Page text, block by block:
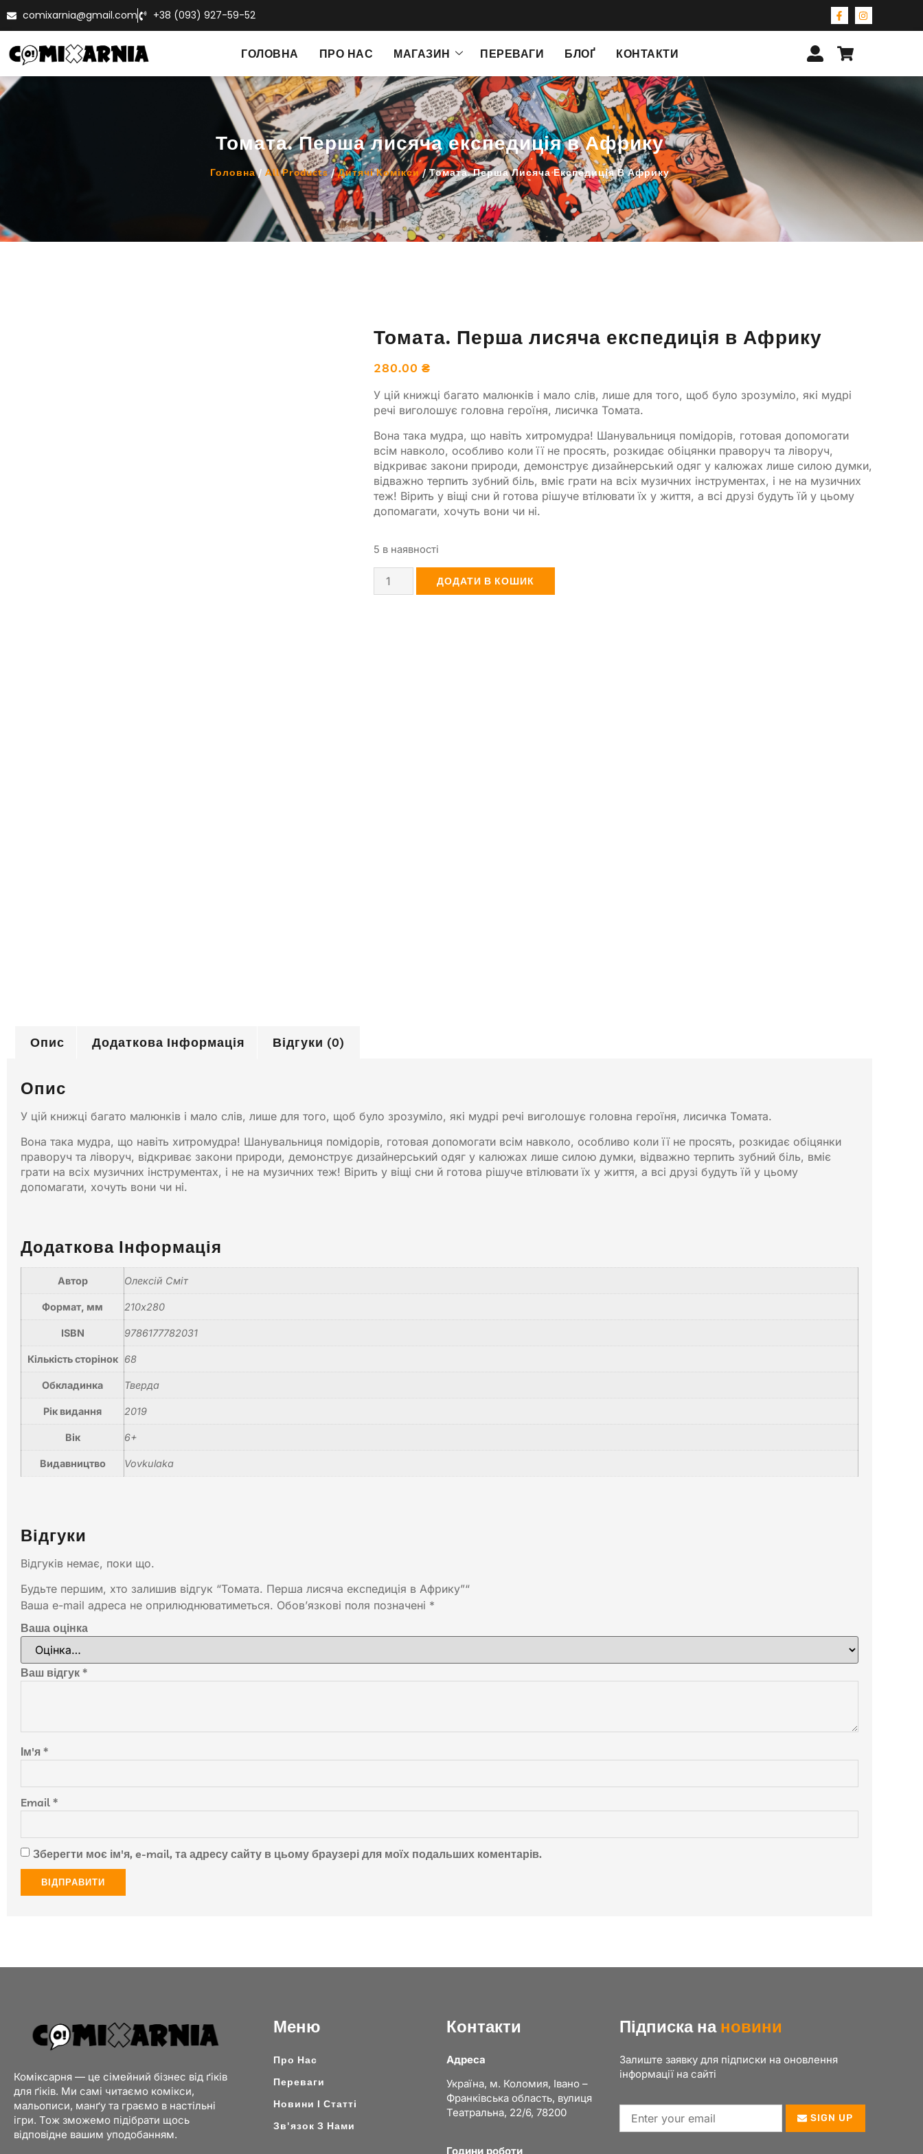
comixarnia@gmail.com +38 (093) 927-59-52
ГОЛОВНА ПРО НАС МАГАЗИН ПЕРЕВАГИ БЛОҐ КОНТАКТИ
Томата. Перша лисяча експедиція в Африку
Головна/ All Products/Дитячі Комікси/ Томата. Перша Лисяча Експедиція В Африку
Томата. Перша лисяча експедиція в Африку
280.00₴
У цій книжці багато малюнків і мало слів, лише для того, щоб було зрозуміло, які мудрі
речі виголошує головна героїня, лисичка Томата.
Вона така мудра, що навіть хитромудра! Шанувальниця помідорів, готовая допомогати
всім навколо, особливо коли її не просять, розкидає обіцянки праворуч та ліворуч,
відкриває закони природи, демонструє дизайнерський одяг у калюжах лише силою думки,
відважно терпить зубний біль, вміє грати на всіх музичних інструментах, і не на музичних
теж! Вірить у віщі сни й готова рішуче втілювати їх у життя, а всі друзі будуть їй у цьому
допомагати, хочуть вони чи ні.
5 в наявності
ДОДАТИ В КОШИК
Опис Додаткова Інформація Відгуки (0)
Опис
У цій книжці багато малюнків і мало слів, лише для того, щоб було зрозуміло, які мудрі речі виголошує головна героїня, лисичка Томата.
Вона така мудра, що навіть хитромудра! Шанувальниця помідорів, готовая допомогати всім навколо, особливо коли її не просять, розкидає обіцянки
праворуч та ліворуч, відкриває закони природи, демонструє дизайнерський одяг у калюжах лише силою думки, відважно терпить зубний біль, вміє
грати на всіх музичних інструментах, і не на музичних теж! Вірить у віщі сни й готова рішуче втілювати їх у життя, а всі друзі будуть їй у цьому
допомагати, хочуть вони чи ні.
Додаткова Інформація
Автор Олексій Сміт
Формат, мм 210х280
ISBN 9786177782031
Кількість сторінок 68
Обкладинка Тверда
Рік видання 2019
Вік 6+
Видавництво Vovkulaka
Відгуки
Відгуків немає, поки що.
Будьте першим, хто залишив відгук “Томата. Перша лисяча експедиція в Африку”“
Ваша e-mail адреса не оприлюднюватиметься. Обов’язкові поля позначені *
Ваша оцінка
Ваш відгук *
Ім'я *
Email *
Зберегти моє ім'я, e-mail, та адресу сайту в цьому браузері для моїх подальших коментарів.
Коміксарня — це сімейний бізнес від ґіків
для ґіків. Ми самі читаємо комікси,
мальописи, манґу та граємо в настільні
ігри. Тож зможемо підібрати щось
відповідне вашим уподобанням.
Меню
Про Нас
Переваги
Новини І Статті
Зв'язок З Нами
Контакти
Адреса
Україна, м. Коломия, Івано –
Франківська область, вулиця
Театральна, 22/6, 78200
Години роботи
Підписка на новини
Залиште заявку для підписки на оновлення
інформації на сайті
SIGN UP